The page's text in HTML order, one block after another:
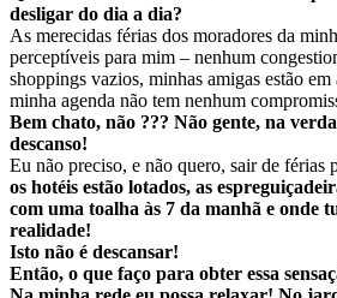
desligar do dia a dia?
As merecidas férias dos moradores da
perceptíveis para mim – nenhum
shoppings vazios, minhas amigas estão
minha agenda não tem nenhum
Bem chato, não ??? Não gente, na
descanso!
Eu não preciso, e não quero, sair de férias
os hotéis estão lotados, as e
com uma toalha às 7 da manhã e onde
realidade!
Isto não é descansar!
Então, o que faço para obter essa